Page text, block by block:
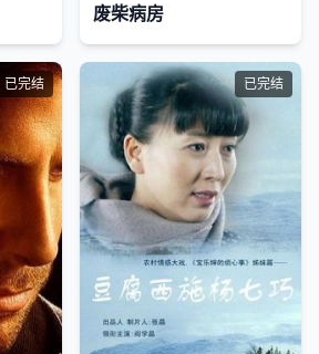
废柴病房
已完结 已完结